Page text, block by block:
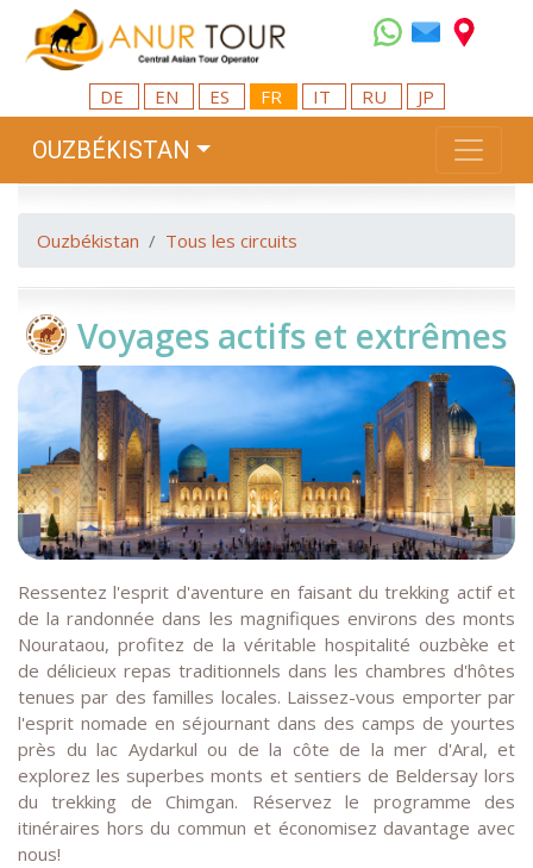
DE EN ES FR IT RU JP
OUZBÉKISTAN
Ouzbékistan Tous les circuits
Voyages actifs et extrêmes
Ressentez l'esprit d'aventure en faisant du trekking actif et
de la randonnée dans les magnifiques environs des monts
Nourataou, profitez de la véritable hospitalité ouzbèke et
de délicieux repas traditionnels dans les chambres d'hôtes
tenues par des familles locales. Laissez-vous emporter par
l'esprit nomade en séjournant dans des camps de yourtes
près du lac Aydarkul ou de la côte de la mer d'Aral, et
explorez les superbes monts et sentiers de Beldersay lors
du trekking de Chimgan. Réservez le programme des
itinéraires hors du commun et économisez davantage avec
nous!